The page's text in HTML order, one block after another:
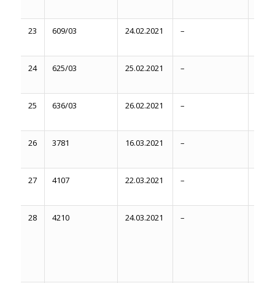
23 609/03 24.02.2021 –
24 625/03 25.02.2021 –
25 636/03 26.02.2021 –
26 3781 16.03.2021 –
27 4107 22.03.2021 –
28 4210 24.03.2021 –